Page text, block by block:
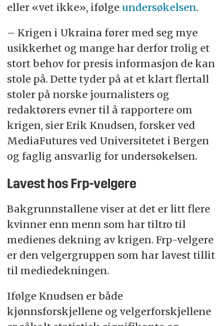
eller «vet ikke», ifølge undersøkelsen.
– Krigen i Ukraina fører med seg mye
usikkerhet og mange har derfor trolig et
stort behov for presis informasjon de kan
stole på. Dette tyder på at et klart flertall
stoler på norske journalisters og
redaktørers evner til å rapportere om
krigen, sier Erik Knudsen, forsker ved
MediaFutures ved Universitetet i Bergen
og faglig ansvarlig for undersøkelsen.
Lavest hos Frp-velgere
Bakgrunnstallene viser at det er litt flere
kvinner enn menn som har tiltro til
medienes dekning av krigen. Frp-velgere
er den velgergruppen som har lavest tillit
til mediedekningen.
Ifølge Knudsen er både
kjønnsforskjellene og velgerforskjellene